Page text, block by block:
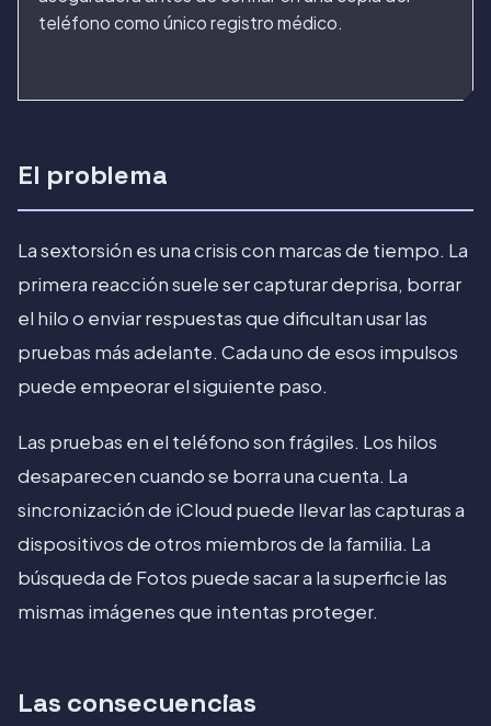
teléfono como único registro médico.
El problema
La sextorsión es una crisis con marcas de tiempo. La
primera reacción suele ser capturar deprisa, borrar
el hilo o enviar respuestas que dificultan usar las
pruebas más adelante. Cada uno de esos impulsos
puede empeorar el siguiente paso.
Las pruebas en el teléfono son frágiles. Los hilos
desaparecen cuando se borra una cuenta. La
sincronización de iCloud puede llevar las capturas a
dispositivos de otros miembros de la familia. La
búsqueda de Fotos puede sacar a la superficie las
mismas imágenes que intentas proteger.
Las consecuencias